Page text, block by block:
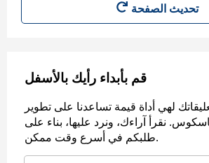
تحديث الصفحة
قم بأبداء رأيك بالأسفل
لهي أداة قيمة تساعدنا على تطوير
نقرأ آراءك، ونرد عليها، بناء على
طلبكم في أسرع وقت ممكن.